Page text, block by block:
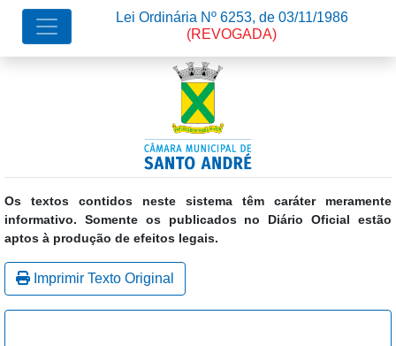
Os textos contidos neste sistema têm caráter meramente
informativo. Somente os publicados no Diário Oficial estão
aptos à produção de efeitos legais.
Lei Ordinária Nº 6253, de 03/11/1986
(REVOGADA)
Imprimir Texto Original